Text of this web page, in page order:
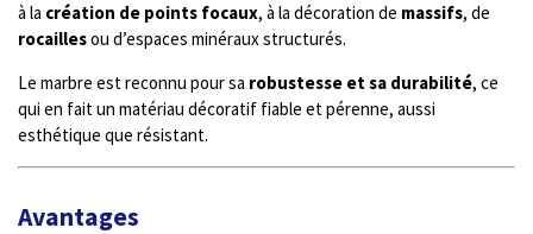
à la création de points focaux, à la décoration de massifs, de
rocaillesou d’espaces minéraux structurés.
Le marbre est reconnu pour sa robustesse et sa durabilité, ce
qui en fait un matériau décoratif fiable et pérenne, aussi
esthétique que résistant.
Avantages